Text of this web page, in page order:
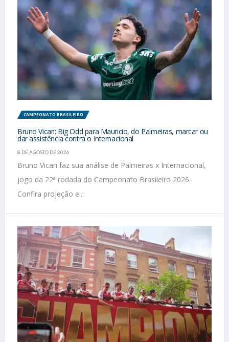
CAMPEONATO BRASILEIRO
Bruno Vicari: Big Odd para Mauricio, do Palmeiras, marcar ou
dar assistência contra o Internacional
8 DE AGOSTO DE 2026
Bruno Vicari faz sua análise de Palmeiras x Internacional,
jogo da 22ª rodada do Campeonato Brasileiro 2026.
Confira projeção e...